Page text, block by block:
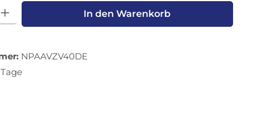
Gib den gewünschten Wert ein oder benutze die
In den Warenkorb
NPAAVZV40DE
Tage